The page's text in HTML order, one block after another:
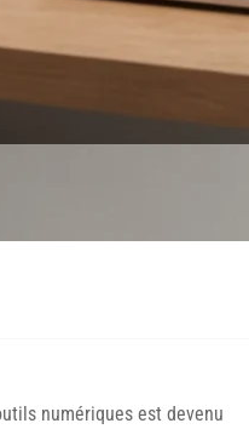
numériques est devenu